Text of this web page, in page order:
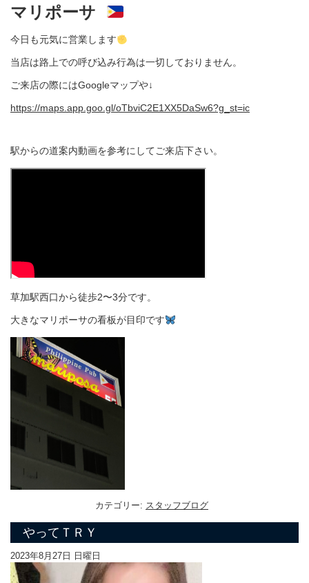
マリポーサ
今日も元気に営業します
当店は路上での呼び込み行為は一切しておりません。
ご来店の際にはGoogleマップや↓
https://maps.app.goo.gl/oTbviC2E1XX5DaSw6?g_st=ic
駅からの道案内動画を参考にしてご来店下さい。
草加駅西口から徒歩2〜3分です。
大きなマリポーサの看板が目印です
カテゴリー: スタッフブログ
やってＴＲＹ
2023年8月27日 日曜日